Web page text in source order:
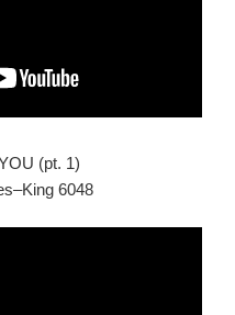
(pt. 1)
6048